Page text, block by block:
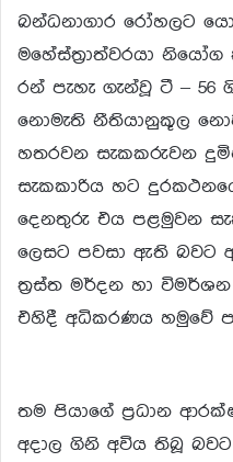
බන්ධනාගාර රෝහලට
මහේස්ත්‍රාත්වරයා
රන් පැහැ ගැන්වූ ටී – 56
නොමැති නීතියානුකූල
හතරවන සැකකරුවන
සැකකාරිය හට
දෙනතුරු එය පළමුවන
ලෙසට පවසා ඇති බවට
ත්‍රස්ත මර්දන හා
එහිදී අධිකරණය හමුවේ
තම පියාගේ ප්‍රධාන
අදාල ගිනි අවිය තිබූ